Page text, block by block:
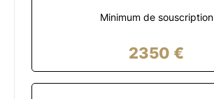
Minimum de souscription
2350 €